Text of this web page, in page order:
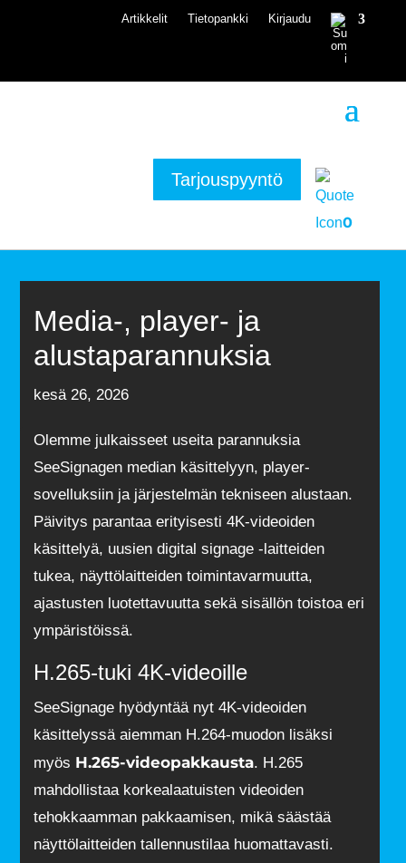
Artikkelit Tietopankki Kirjaudu
Tarjouspyyntö
0
Media-, player- ja
alustaparannuksia
kesä 26, 2026
Olemme julkaisseet useita parannuksia
SeeSignagen median käsittelyyn, player-
sovelluksiin ja järjestelmän tekniseen alustaan.
Päivitys parantaa erityisesti 4K-videoiden
käsittelyä, uusien digital signage -laitteiden
tukea, näyttölaitteiden toimintavarmuutta,
ajastusten luotettavuutta sekä sisällön toistoa eri
ympäristöissä.
H.265-tuki 4K-videoille
SeeSignage hyödyntää nyt 4K-videoiden
käsittelyssä aiemman H.264-muodon lisäksi
myös H.265-videopakkausta. H.265
mahdollistaa korkealaatuisten videoiden
tehokkaamman pakkaamisen, mikä säästää
näyttölaitteiden tallennustilaa huomattavasti.